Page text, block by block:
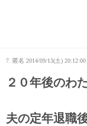
7. 匿名 2014/09/13(土) 20:12:00
２０年後のわ
夫の定年退職